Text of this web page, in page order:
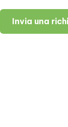
Invia una